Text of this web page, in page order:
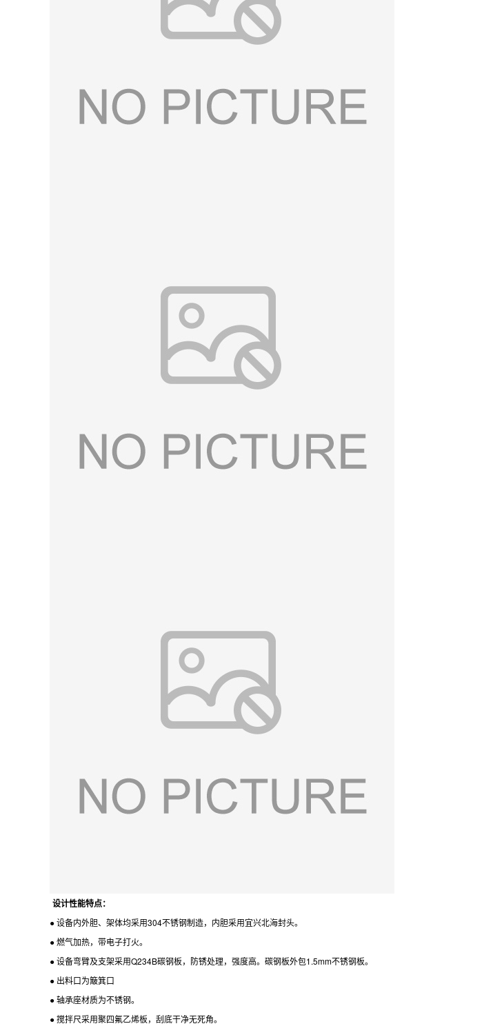
设计性能特点：
● 设备内外胆、架体均采用304不锈钢制造，内胆采用宜兴北海封头。
● 燃气加热，带电子打火。
● 设备弯臂及支架采用Q234B碳钢板，防锈处理，强度高。碳钢板外包1.5mm不锈钢板。
● 出料口为簸箕口
● 轴承座材质为不锈钢。
● 搅拌尺采用聚四氟乙烯板，刮底干净无死角。